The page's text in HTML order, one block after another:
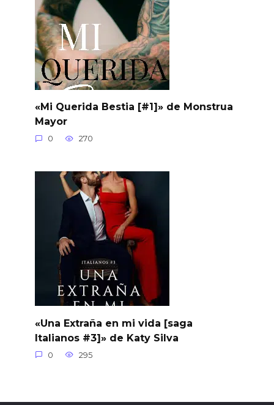
«Mi Querida Bestia [#1]» de Monstrua
Mayor
0 270
«Una Extraña en mi vida [saga
Italianos #3]» de Katy Silva
0 295